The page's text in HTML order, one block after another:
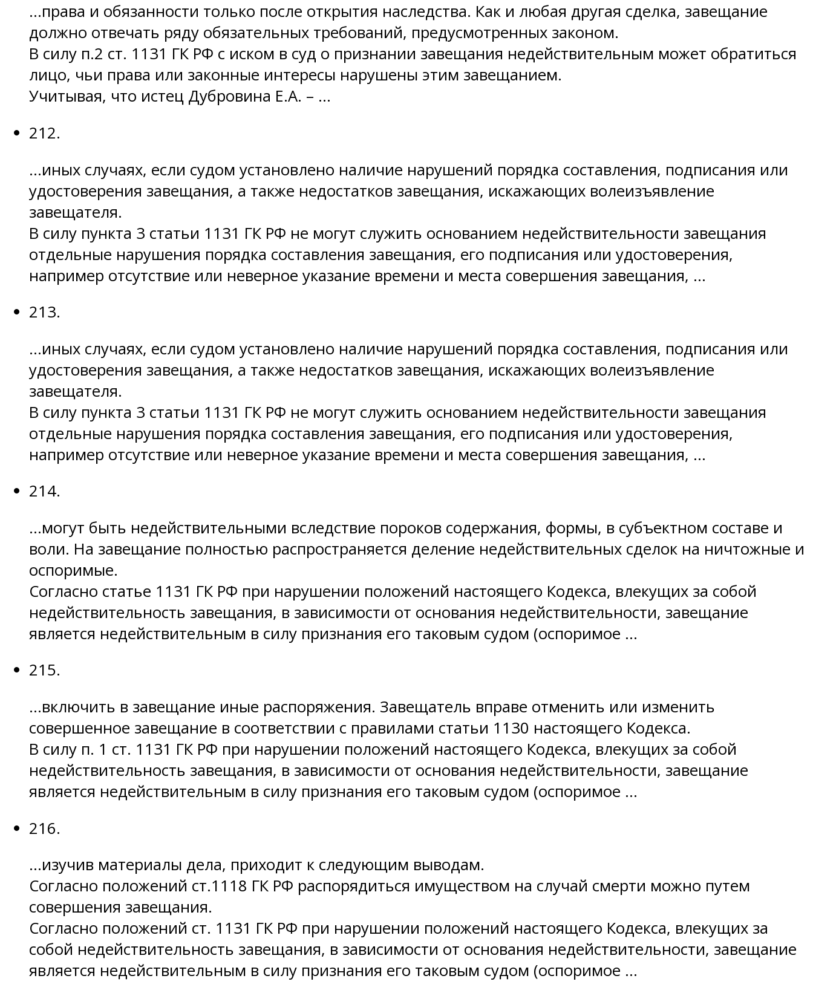
…права и обязанности только после открытия наследства. Как и любая другая сделка, завещание
должно отвечать ряду обязательных требований, предусмотренных законом.
В силу п.2 ст. 1131 ГК РФ с иском в суд о признании завещания недействительным может обратиться
лицо, чьи права или законные интересы нарушены этим завещанием.
Учитывая, что истец Дубровина Е.А. – …
212.
…иных случаях, если судом установлено наличие нарушений порядка составления, подписания или
удостоверения завещания, а также недостатков завещания, искажающих волеизъявление
завещателя.
В силу пункта 3 статьи 1131 ГК РФ не могут служить основанием недействительности завещания
отдельные нарушения порядка составления завещания, его подписания или удостоверения,
например отсутствие или неверное указание времени и места совершения завещания, …
213.
…иных случаях, если судом установлено наличие нарушений порядка составления, подписания или
удостоверения завещания, а также недостатков завещания, искажающих волеизъявление
завещателя.
В силу пункта 3 статьи 1131 ГК РФ не могут служить основанием недействительности завещания
отдельные нарушения порядка составления завещания, его подписания или удостоверения,
например отсутствие или неверное указание времени и места совершения завещания, …
214.
…могут быть недействительными вследствие пороков содержания, формы, в субъектном составе и
воли. На завещание полностью распространяется деление недействительных сделок на ничтожные и
оспоримые.
Согласно статье 1131 ГК РФ при нарушении положений настоящего Кодекса, влекущих за собой
недействительность завещания, в зависимости от основания недействительности, завещание
является недействительным в силу признания его таковым судом (оспоримое …
215.
…включить в завещание иные распоряжения. Завещатель вправе отменить или изменить
совершенное завещание в соответствии с правилами статьи 1130 настоящего Кодекса.
В силу п. 1 ст. 1131 ГК РФ при нарушении положений настоящего Кодекса, влекущих за собой
недействительность завещания, в зависимости от основания недействительности, завещание
является недействительным в силу признания его таковым судом (оспоримое …
216.
…изучив материалы дела, приходит к следующим выводам.
Согласно положений ст.1118 ГК РФ распорядиться имуществом на случай смерти можно путем
совершения завещания.
Согласно положений ст. 1131 ГК РФ при нарушении положений настоящего Кодекса, влекущих за
собой недействительность завещания, в зависимости от основания недействительности, завещание
является недействительным в силу признания его таковым судом (оспоримое …